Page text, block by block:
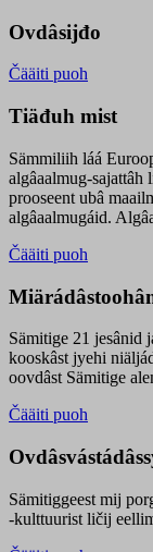
Ovdâsijđo
Čääiti puoh
Tiäđuh mist
Sämmiliih láá
algâaalmug-sajattâh
prooseent ubâ
algâaalmugáid.
Čääiti puoh
Sämitige 21 jesânid
kooskâst jyehi
oovdâst Sämitige
Čääiti puoh
Sämitiggeest mij
-kulttuurist ličij